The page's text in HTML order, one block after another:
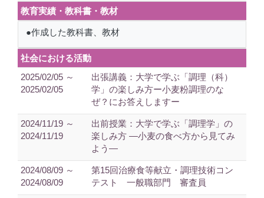
教育実績・教科書・教材
●作成した教科書、教材
社会における活動
2025/02/05 ～
2025/02/05
出張講義：大学で学ぶ「調理（科）
学」の楽しみ方ー小麦粉調理のな
ぜ？にお答えしますー
2024/11/19 ～
2024/11/19
出前授業：大学で学ぶ「調理学」の
楽しみ方 ―小麦の食べ方から見てみ
よう―
2024/08/09 ～
2024/08/09
第15回治療食等献立・調理技術コン
テスト 一般職部門 審査員